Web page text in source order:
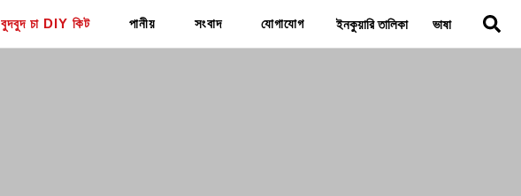
বুদবুদ চা DIY কিট পানীয় সংবাদ যোগাযোগ ইনকুয়ারি তালিকা ভাষা